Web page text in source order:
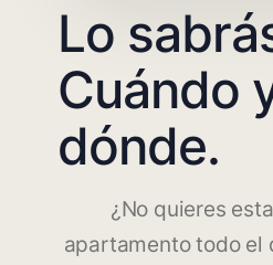
Lo
Cuándo
dónde.
¿No quieres
apartamento todo el